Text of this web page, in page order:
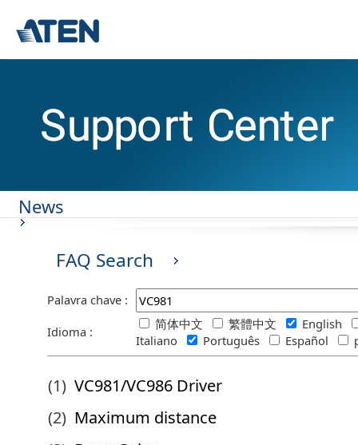
News
FAQ Search
Palavra chave :
Idioma :
简体中文 繁體中文
English
Italiano
Português Español